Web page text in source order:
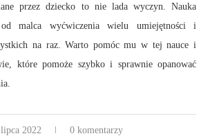
przez dziecko to nie lada wyczyn. Nauka
od malca wyćwiczenia wielu umiejętności i
na raz. Warto pomóc mu w tej nauce i
które pomoże szybko i sprawnie opanować
2022 0 komentarzy